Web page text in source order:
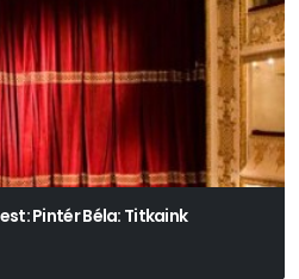
Pintér Béla: Titkaink